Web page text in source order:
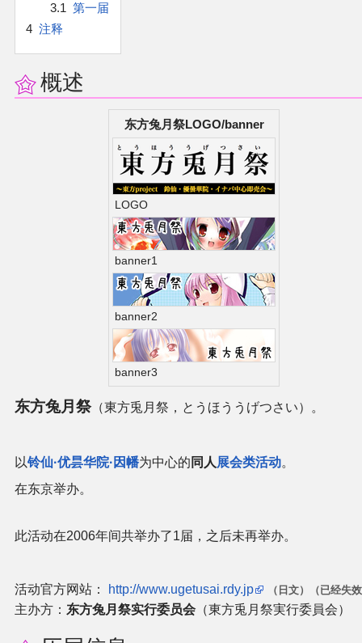
3.1 第一届
4 注释
概述
东方兔月祭LOGO/banner
LOGO
banner1
banner2
banner3
东方兔月祭（東方兎月祭，とうほううげつさい）。
以铃仙·优昙华院·因幡为中心的 同人 展会类活动。
在东京举办。
此活动在2006年间共举办了1届，之后未再举办。
活动官方网站： http://www.ugetusai.rdy.jp （日文） （已经失
主办方： 东方兔月祭实行委员会 （東方兎月祭実行委員会）
官方作品
官方游戏
官方音乐
二次创作与活动
展会作品列表
商业二次创作
同人社团列表